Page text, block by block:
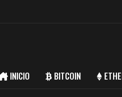
INICIO BITCOIN